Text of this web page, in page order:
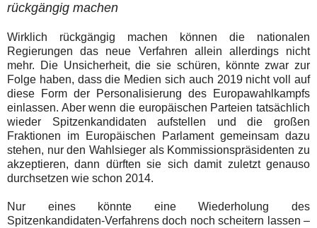
rückgängig machen
Wirklich rückgängig machen können die nationalen
Regierungen das neue Verfahren allein allerdings nicht
mehr. Die Unsicherheit, die sie schüren, könnte zwar zur
Folge haben, dass die Medien sich auch 2019 nicht voll auf
diese Form der Personalisierung des Europawahlkampfs
einlassen. Aber wenn die europäischen Parteien tatsächlich
wieder Spitzenkandidaten aufstellen und die großen
Fraktionen im Europäischen Parlament gemeinsam dazu
stehen, nur den Wahlsieger als Kommissionspräsidenten zu
akzeptieren, dann dürften sie sich damit zuletzt genauso
durchsetzen wie schon 2014.
Nur eines könnte eine Wiederholung des
Spitzenkandidaten-Verfahrens doch noch scheitern lassen –